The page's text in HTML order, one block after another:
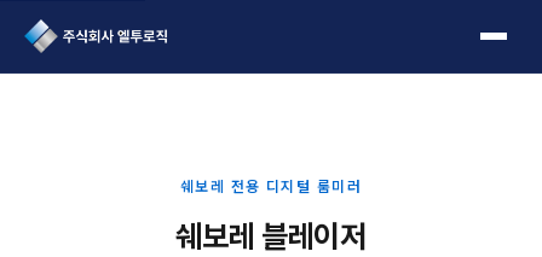
L2Logic 1onetake
쉐보레 전용 디지털 룸미러
쉐보레 블레이저